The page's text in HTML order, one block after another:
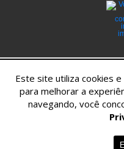
Este site utiliza cookies
para melhorar a
navegando, você